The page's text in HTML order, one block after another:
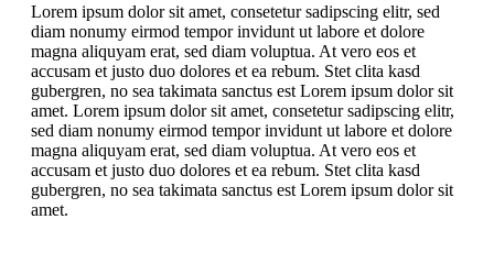
Lorem ipsum dolor sit amet, consetetur sadipscing elitr, sed
diam nonumy eirmod tempor invidunt ut labore et dolore
magna aliquyam erat, sed diam voluptua. At vero eos et
accusam et justo duo dolores et ea rebum. Stet clita kasd
gubergren, no sea takimata sanctus est Lorem ipsum dolor sit
amet. Lorem ipsum dolor sit amet, consetetur sadipscing elitr,
sed diam nonumy eirmod tempor invidunt ut labore et dolore
magna aliquyam erat, sed diam voluptua. At vero eos et
accusam et justo duo dolores et ea rebum. Stet clita kasd
gubergren, no sea takimata sanctus est Lorem ipsum dolor sit
amet.